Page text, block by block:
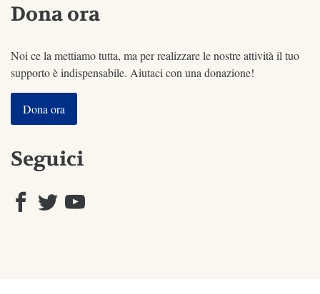
Dona ora
Noi ce la mettiamo tutta, ma per realizzare le nostre attività il tuo
supporto è indispensabile. Aiutaci con una donazione!
Dona ora
Seguici